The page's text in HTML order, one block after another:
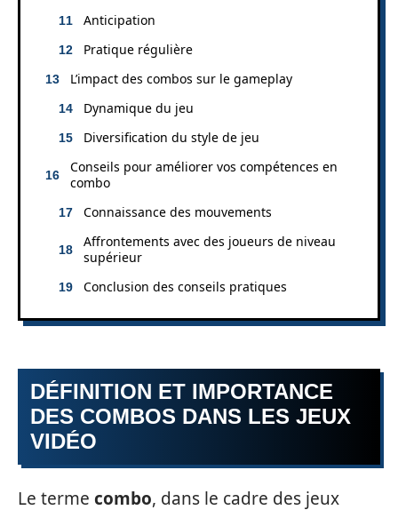
Anticipation
Pratique régulière
L’impact des combos sur le gameplay
Dynamique du jeu
Diversification du style de jeu
Conseils pour améliorer vos compétences en
combo
Connaissance des mouvements
Affrontements avec des joueurs de niveau
supérieur
Conclusion des conseils pratiques
DÉFINITION ET IMPORTANCE
DES COMBOS DANS LES JEUX
VIDÉO
Le terme combo, dans le cadre des jeux